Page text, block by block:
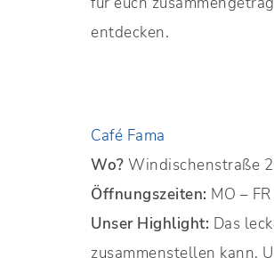
entdecken.
Café Fama
Wo? Windischenstraße
Öffnungszeiten: MO –
Unser Highlight: Das
zusammenstellen kann.